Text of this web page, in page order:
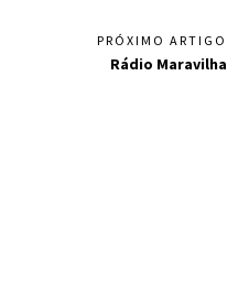
PRÓXIMO ARTIGO
Rádio Maravilha